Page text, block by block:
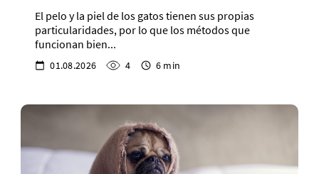
El pelo y la piel de los gatos tienen sus propias
particularidades, por lo que los métodos que
funcionan bien...
01.08.2026 4 6 min